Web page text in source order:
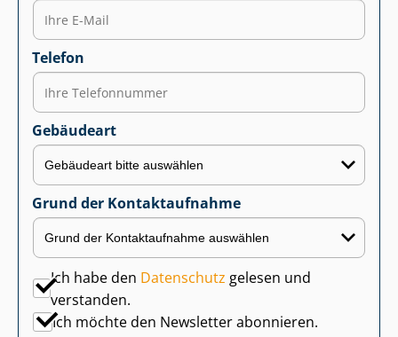
Telefon
Gebäudeart
Grund der Kontaktaufnahme
Ich habe den Datenschutz gelesen und
verstanden.
Ich möchte den Newsletter abonnieren.